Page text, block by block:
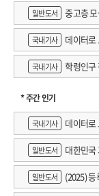
일반도서 중고층
국내기사 데이터로
국내기사 학령인구
* 주간 인기
국내기사
데이터로
일반도서 대한민국
일반도서 (2025)